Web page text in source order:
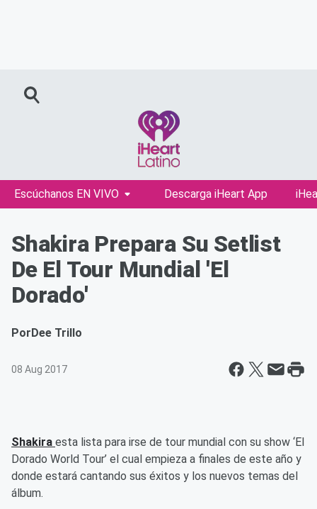
Escúchanos EN VIVO Descarga iHeart App
Shakira Prepara Su Setlist
De El Tour Mundial 'El
Dorado'
PorDee Trillo
08 Aug 2017
Shakira esta lista para irse de tour mundial con su show ‘El
Dorado World Tour’ el cual empieza a finales de este año y
donde estará cantando sus éxitos y los nuevos temas del
álbum.